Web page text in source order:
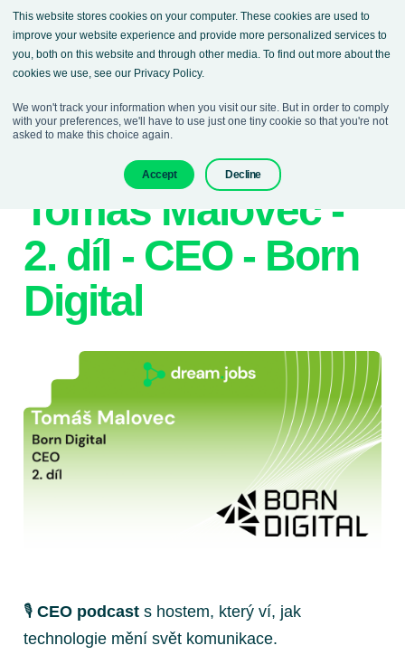
This website stores cookies on your computer. These cookies are used to
improve your website experience and provide more personalized services to
you, both on this website and through other media. To find out more about the
cookies we use, see our Privacy Policy.
We won't track your information when you visit our site. But in order to comply
with your preferences, we'll have to use just one tiny cookie so that you're not
asked to make this choice again.
Accept Decline
15. October 2025
Tomáš Malovec -
2. díl - CEO - Born
Digital
🎙 CEO podcast s hostem, který ví, jak
technologie mění svět komunikace.